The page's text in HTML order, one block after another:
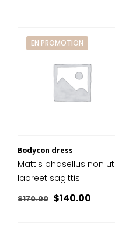
EN PROMOTION
Bodycon dress
Mattis phasellus non ut
laoreet sagittis
$170.00 Le
$140.00